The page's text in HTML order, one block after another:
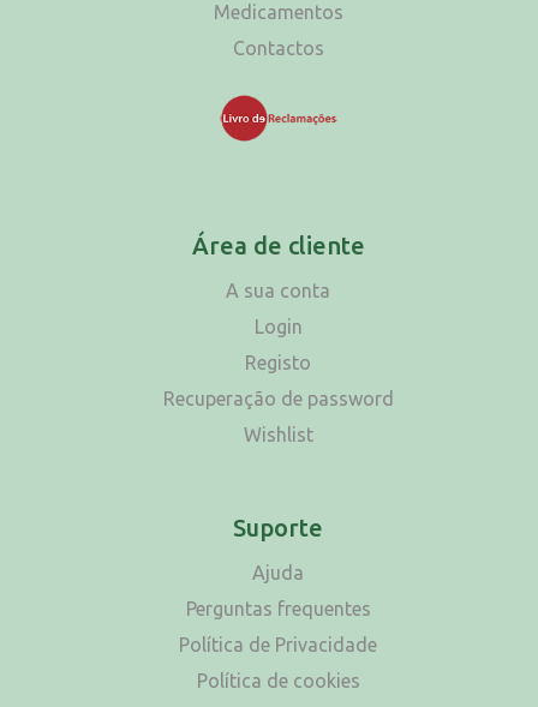
Medicamentos
Contactos
Área de cliente
A sua conta
Login
Registo
Recuperação de password
Wishlist
Suporte
Ajuda
Perguntas frequentes
Política de Privacidade
Política de cookies